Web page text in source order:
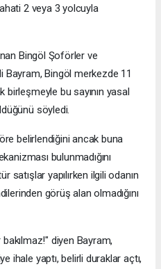
2 veya 3 yolcuyla
Bingöl Şoförler ve
Bayram, Bingöl merkezde 11
birleşmeyle bu sayının yasal
söyledi.
belirlendiğini ancak buna
bulunmadığını
satışlar yapılırken ilgili odanın
görüş alan olmadığını
bakılmaz!" diyen Bayram,
ihale yaptı, belirli duraklar açtı,